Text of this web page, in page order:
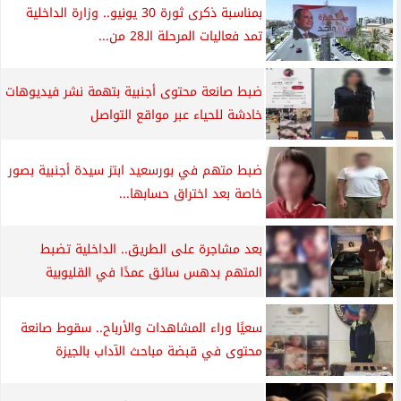
بمناسبة ذكرى ثورة 30 يونيو.. وزارة الداخلية
تمد فعاليات المرحلة الـ28 من...
ضبط صانعة محتوى أجنبية بتهمة نشر فيديوهات
خادشة للحياء عبر مواقع التواصل
ضبط متهم في بورسعيد ابتز سيدة أجنبية بصور
خاصة بعد اختراق حسابها...
بعد مشاجرة على الطريق.. الداخلية تضبط
المتهم بدهس سائق عمدًا في القليوبية
سعيًا وراء المشاهدات والأرباح.. سقوط صانعة
محتوى في قبضة مباحث الآداب بالجيزة